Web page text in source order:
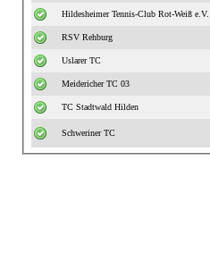
Hildesheimer Tennis-Club Rot-Weiß e.V.
RSV Rehburg
Uslarer TC
Meidericher TC 03
TC Stadtwald Hilden
Schweriner TC